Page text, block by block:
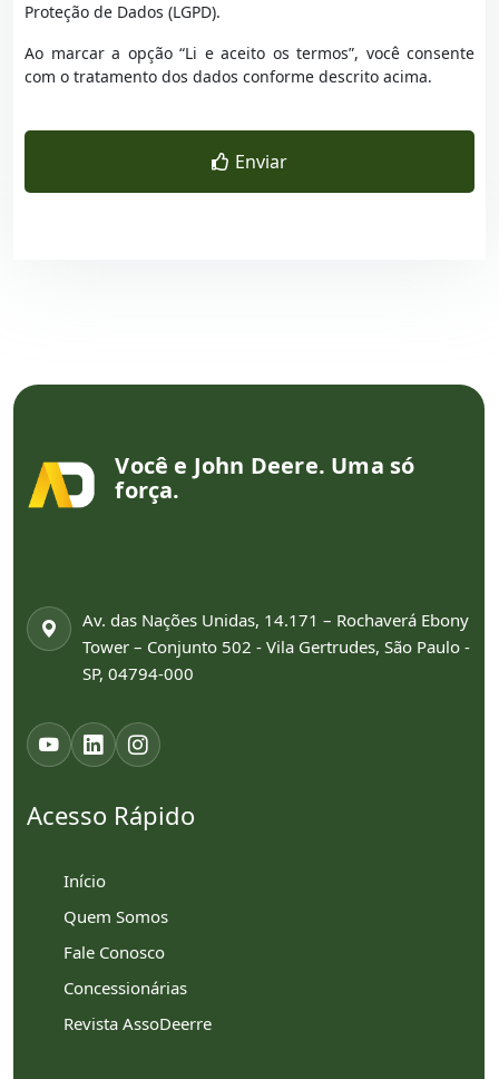
Proteção de Dados (LGPD).
Ao marcar a opção “Li e aceito os termos”, você consente
com o tratamento dos dados conforme descrito acima.
Enviar
Você e John Deere. Uma só
força.
Av. das Nações Unidas, 14.171 – Rochaverá Ebony
Tower – Conjunto 502 - Vila Gertrudes, São Paulo -
SP, 04794-000
Acesso Rápido
Início
Quem Somos
Fale Conosco
Concessionárias
Revista AssoDeerre